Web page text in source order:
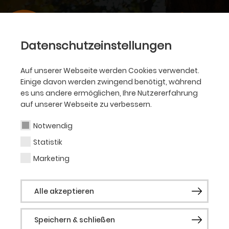
Datenschutzeinstellungen
Auf unserer Webseite werden Cookies verwendet.
Einige davon werden zwingend benötigt, während
es uns andere ermöglichen, Ihre Nutzererfahrung
auf unserer Webseite zu verbessern.
Notwendig
Statistik
Marketing
Alle akzeptieren
Speichern & schließen